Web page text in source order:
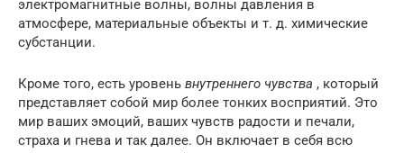
электромагнитные волны, волны давления в
атмосфере, материальные объекты и т. д. химические
субстанции.
Кроме того, есть уровень внутреннего чувства , который
представляет собой мир более тонких восприятий. Это
мир ваших эмоций, ваших чувств радости и печали,
страха и гнева и так далее. Он включает в себя всю